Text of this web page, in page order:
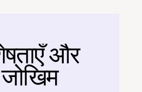
बैक और
जोखिम